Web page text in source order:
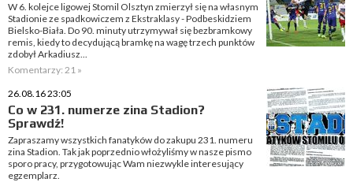
W 6. kolejce ligowej Stomil Olsztyn zmierzył się na własnym
Stadionie ze spadkowiczem z Ekstraklasy - Podbeskidziem
Bielsko-Biała. Do 90. minuty utrzymywał się bezbramkowy
remis, kiedy to decydującą bramkę na wagę trzech punktów
zdobył Arkadiusz...
Komentarzy: 21 »
26.08.16 23:05
Co w 231. numerze zina Stadion?
Sprawdź!
Zapraszamy wszystkich fanatyków do zakupu 231. numeru
zina Stadion. Tak jak poprzednio włożyliśmy w nasze pismo
sporo pracy, przygotowując Wam niezwykle interesujący
egzemplarz.